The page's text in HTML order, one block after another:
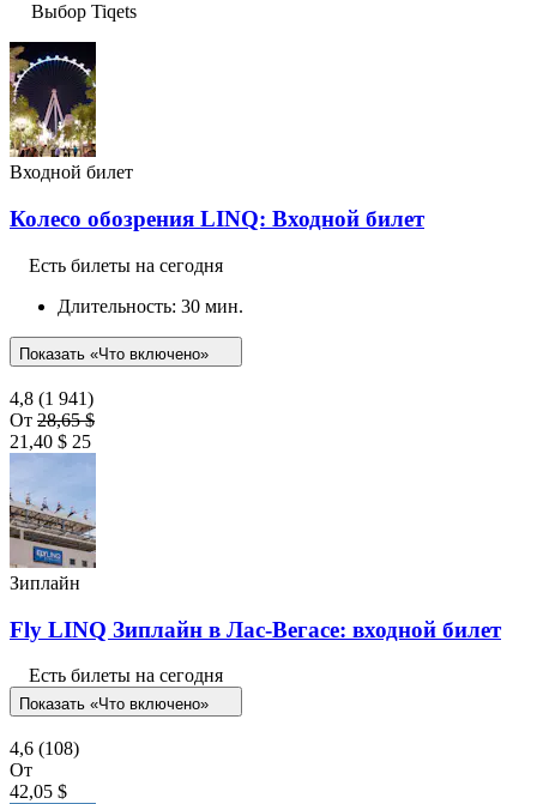
Выбор Tiqets
Входной билет
Колесо обозрения LINQ: Входной билет
Есть билеты на сегодня
Длительность: 30 мин.
Показать «Что включено»
4,8 (1 941)
От 28,65 $
21,40 $ 25
Зиплайн
Fly LINQ Зиплайн в Лас-Вегасе: входной билет
Есть билеты на сегодня
Показать «Что включено»
4,6 (108)
От
42,05 $